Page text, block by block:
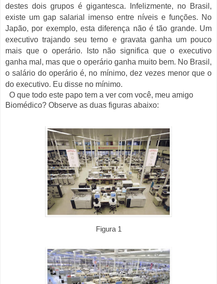
destes dois grupos é gigantesca. Infelizmente, no Brasil,
existe um gap salarial imenso entre níveis e funções. No
Japão, por exemplo, esta diferença não é tão grande. Um
executivo trajando seu terno e gravata ganha um pouco
mais que o operário. Isto não significa que o executivo
ganha mal, mas que o operário ganha muito bem. No Brasil,
o salário do operário é, no mínimo, dez vezes menor que o
do executivo. Eu disse no mínimo.
O que todo este papo tem a ver com você, meu amigo
Biomédico? Observe as duas figuras abaixo:
Figura 1